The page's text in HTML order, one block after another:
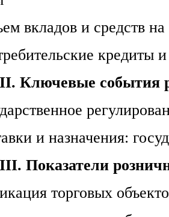
вкладов и средств на
кредиты
Ключевые события
и назначения:
Показатели
торговых